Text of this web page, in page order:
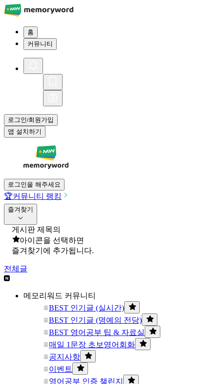
홈
커뮤니티
로그인/회원가입
앱 설치하기
로그인을 해주세요
🏆커뮤니티 랭킹
즐겨찾기
게시판 제목의
아이콘을 선택하면
즐겨찾기에 추가됩니다.
전체글
메모리워드 커뮤니티
BEST 인기글 (실시간)
BEST 인기글 (명예의 전당)
BEST 영어공부 팁 & 자료실
매일 1문장 초보영어회화
공지사항
이벤트
영어공부 인증 챌린지